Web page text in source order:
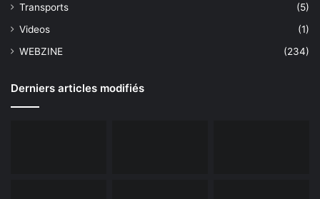
Transports
(5)
Videos
(1)
WEBZINE
(234)
Derniers articles modifiés